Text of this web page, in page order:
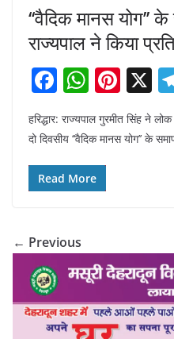
‘‘वैदिक मानस योग’’
राज्यपाल ने किया
F
c
e
b
o
k
W
at
s
A
Pi
nt
er
X
हरिद्धार: राज्यपाल गुरमीत सिंह ने
दो दिवसीय ‘‘वैदिक मानस योग’’ के
Read More
← Previous